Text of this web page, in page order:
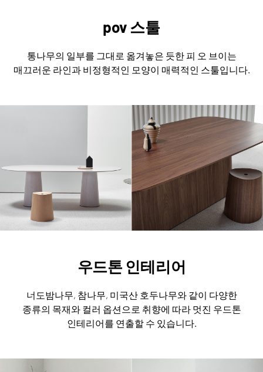
pov 스툴
통나무의 일부를 그대로 옮겨놓은 듯한 피 오 브이는
매끄러운 라인과 비정형적인 모양이 매력적인 스툴입니다.
우드톤 인테리어
너도밤나무, 참나무, 미국산 호두나무와 같이 다양한
종류의 목재와 컬러 옵션으로 취향에 따라 멋진 우드톤
인테리어를 연출할 수 있습니다.